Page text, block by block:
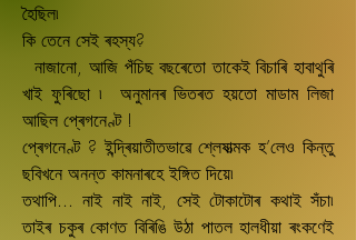
হৈছিল৷
কি তেনে সেই ৰহস্য?
নাজানো, আজি পঁচিছ বছৰেতো তাকেই বিচাৰি হাবাথুৰি
খাই ফুৰিছো ৷ অনুমানৰ ভিতৰত হয়তো মাডাম লিজা
আছিল প্ৰেগনেণ্ট !
প্ৰেগনেণ্ট ? ইন্দ্ৰিয়াতীতভাৱে শ্লেষাত্মক হ’লেও কিন্তু
ছবিখনে অনন্ত কামনাৰহে ইঙ্গিত দিয়ে৷
তথাপি... নাই নাই নাই, সেই টোকাটোৰ কথাই সঁচা৷
তাইৰ চকুৰ কোণত বিৰিঙি উঠা পাতল হালধীয়া ৰংকণেই